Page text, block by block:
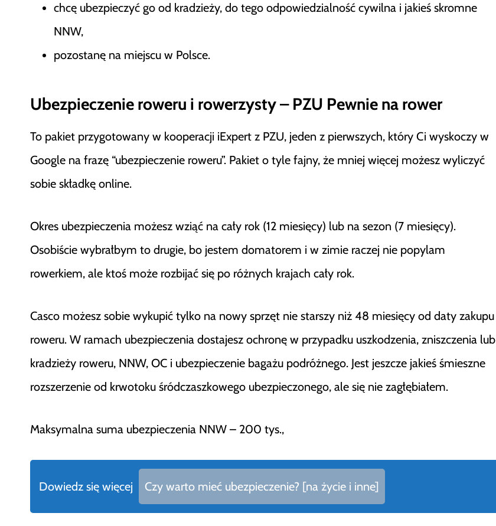
chcę ubezpieczyć go od kradzieży, do tego odpowiedzialność cywilna i jakieś skromne
NNW,
pozostanę na miejscu w Polsce.
Ubezpieczenie roweru i rowerzysty – PZU Pewnie na rower
To pakiet przygotowany w kooperacji iExpert z PZU, jeden z pierwszych, który Ci wyskoczy w
Google na frazę “ubezpieczenie roweru”. Pakiet o tyle fajny, że mniej więcej możesz wyliczyć
sobie składkę online.
Okres ubezpieczenia możesz wziąć na cały rok (12 miesięcy) lub na sezon (7 miesięcy).
Osobiście wybrałbym to drugie, bo jestem domatorem i w zimie raczej nie popylam
rowerkiem, ale ktoś może rozbijać się po różnych krajach cały rok.
Casco możesz sobie wykupić tylko na nowy sprzęt nie starszy niż 48 miesięcy od daty zakupu
roweru. W ramach ubezpieczenia dostajesz ochronę w przypadku uszkodzenia, zniszczenia lub
kradzieży roweru, NNW, OC i ubezpieczenie bagażu podróżnego. Jest jeszcze jakieś śmieszne
rozszerzenie od krwotoku śródczaszkowego ubezpieczonego, ale się nie zagłębiałem.
Maksymalna suma ubezpieczenia NNW – 200 tys.,
Dowiedz się więcej Czy warto mieć ubezpieczenie? [na życie i inne]